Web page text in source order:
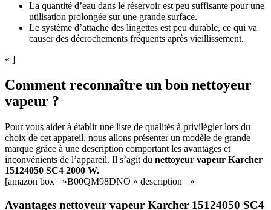
La quantité d’eau dans le réservoir est peu suffisante pour une
utilisation prolongée sur une grande surface.
Le système d’attache des lingettes est peu durable, ce qui va
causer des décrochements fréquents après vieillissement.
« ]
Comment reconnaître un bon nettoyeur
vapeur ?
Pour vous aider à établir une liste de qualités à privilégier lors du
choix de cet appareil, nous allons présenter un modèle de grande
marque grâce à une description comportant les avantages et
inconvénients de l’appareil. Il s’agit du nettoyeur vapeur Karcher
15124050 SC4 2000 W.
[amazon box= »B00QM98DNO » description= »
Avantages nettoyeur vapeur Karcher 15124050 SC4